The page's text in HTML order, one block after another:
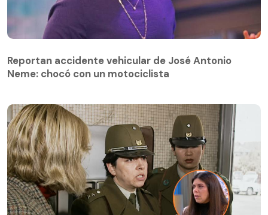
Reportan accidente vehicular de José Antonio
Neme: chocó con un motociclista